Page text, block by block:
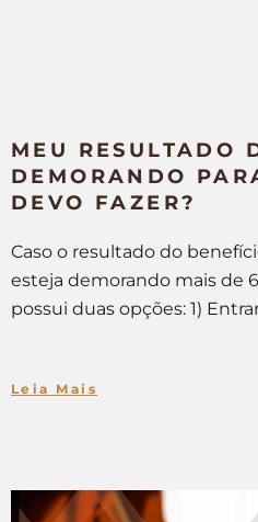
MEU RESULTADO
DEMORANDO
DEVO FAZER?
Caso o resultado do
esteja demorando mais de
possui duas opções: 1)
Leia Mais